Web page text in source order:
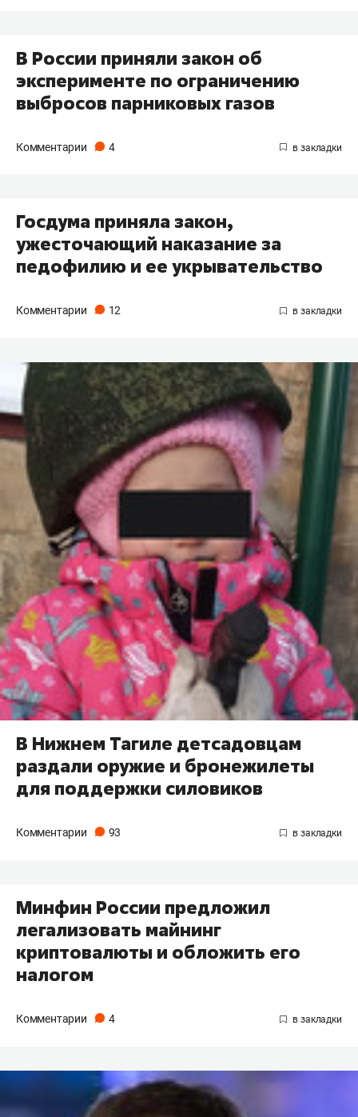
В России приняли закон об
эксперименте по ограничению
выбросов парниковых газов
Комментарии 4
Госдума приняла закон,
ужесточающий наказание за
педофилию и ее укрывательство
Комментарии 12
В Нижнем Тагиле детсадовцам
раздали оружие и бронежилеты
для поддержки силовиков
Комментарии 93
Минфин России предложил
легализовать майнинг
криптовалюты и обложить его
налогом
Комментарии 4